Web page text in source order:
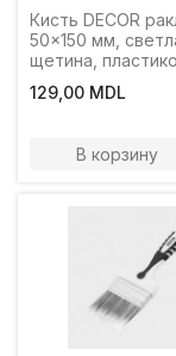
Кисть DECOR
50x150 мм,
щетина,
129,00 MDL
В корзину